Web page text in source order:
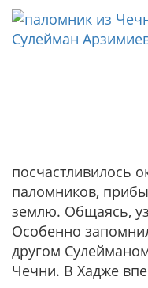
посчастливилось
паломников,
землю. Общаясь,
Особенно
другом
Чечни. В Хадже